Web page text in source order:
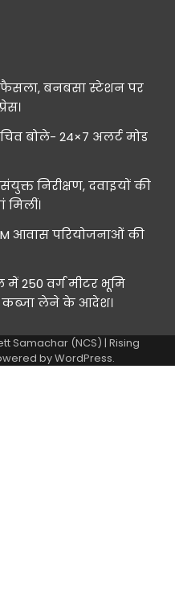
फैसला, बनबसा स्टेशन पर
बोले- 24×7 अलर्ट मोड
निरीक्षण, दवाइयों की
आवास परियोजनाओं की
250 वर्ग मीटर भूमि
कब्जा लेने के आदेश।
Samachar (NCS) | Rising
byWordPress.